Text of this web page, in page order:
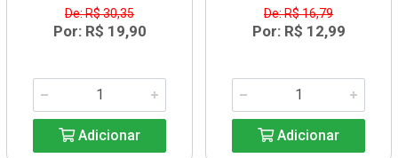
De: R$ 30,35
Por: R$ 19,90
Adicionar
De: R$ 16,79
Por: R$ 12,99
Adicionar